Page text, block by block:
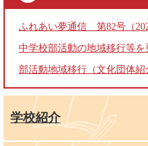
ふれあい夢通信 第82号（
中学校部活動の地域移行等を
部活動地域移行（文化団体紹
学校紹介